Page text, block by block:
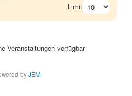
Limit
Veranstaltungen verfügbar
byJEM